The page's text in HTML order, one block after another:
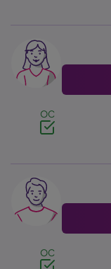
Image
OC
Image
OC